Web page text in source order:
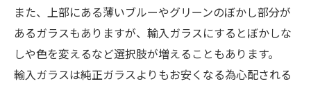
また、上部にある薄いブルーやグリーンのぼかし部分が
あるガラスもありますが、輸入ガラスにするとぼかしな
しや色を変えるなど選択肢が増えることもあります。
輸入ガラスは純正ガラスよりもお安くなる為心配される